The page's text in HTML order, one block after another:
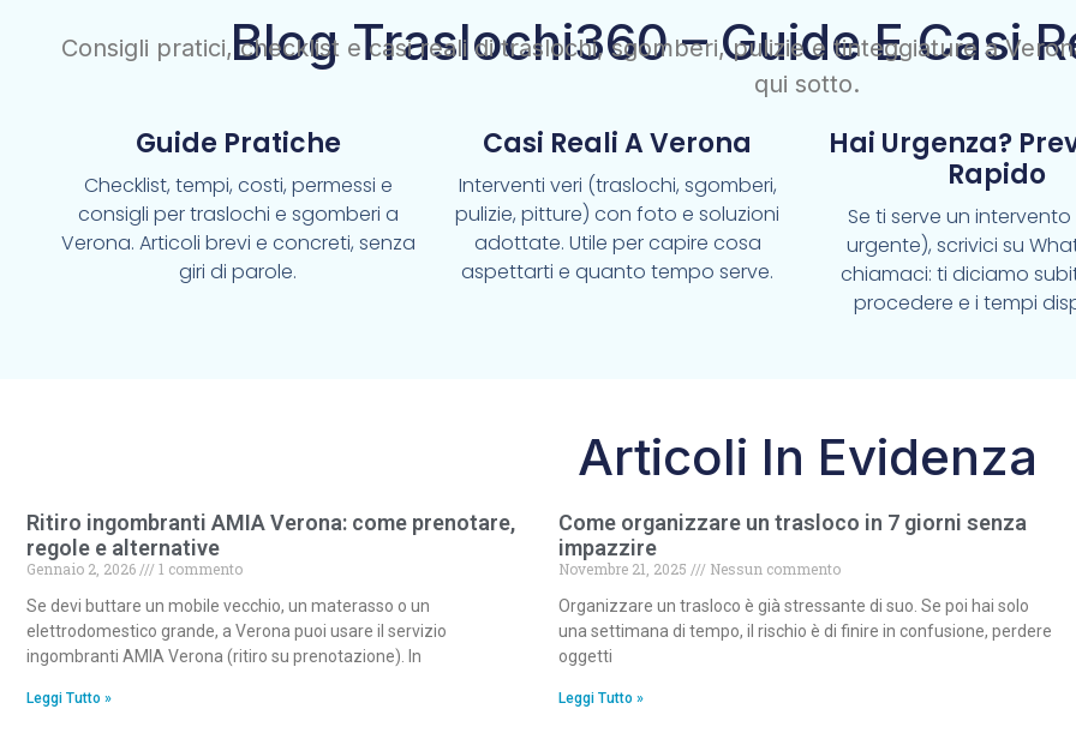
Blog Traslochi360 – Guide E Casi
Consigli pratici, checklist e casi reali di traslochi, sgomberi, pulizie e tinteggiature a
qui sotto.
Guide Pratiche
Checklist, tempi, costi, permessi e
consigli per traslochi e sgomberi a
Verona. Articoli brevi e concreti, senza
giri di parole.
Casi Reali A Verona
Interventi veri (traslochi, sgomberi,
pulizie, pitture) con foto e soluzioni
adottate. Utile per capire cosa
aspettarti e quanto tempo serve.
Hai Urgenza?
Rapido
Se ti serve un
urgente), scrivici su
chiamaci: ti diciamo
procedere e i tempi
Articoli In Evidenza
Ritiro ingombranti AMIA Verona: come prenotare,
regole e alternative
Gennaio 2, 2026
1 commento
Se devi buttare un mobile vecchio, un materasso o un
elettrodomestico grande, a Verona puoi usare il servizio
ingombranti AMIA Verona (ritiro su prenotazione). In
Leggi Tutto »
Come organizzare un trasloco in 7 giorni senza
impazzire
Novembre 21, 2025
Nessun commento
Organizzare un trasloco è già stressante di suo. Se poi hai solo
una settimana di tempo, il rischio è di finire in confusione, perdere
oggetti
Leggi Tutto »